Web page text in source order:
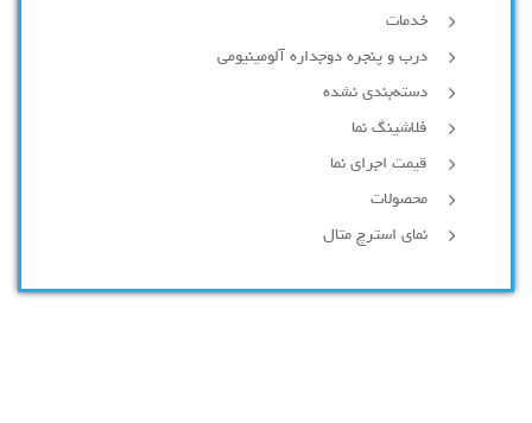
خدمات
درب و پنجره دوجداره آلومینیومی
دسته‌بندی نشده
فلاشینگ نما
قیمت اجرای نما
محصولات
نمای استرچ متال